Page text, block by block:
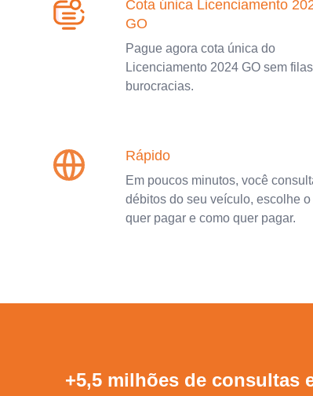
Cota única Licenciamento
GO
Pague agora cota única do
Licenciamento 2024 GO sem
burocracias.
Rápido
Em poucos minutos, você
débitos do seu veículo, escolhe
quer pagar e como quer pagar.
+5,5 milhões de consultas